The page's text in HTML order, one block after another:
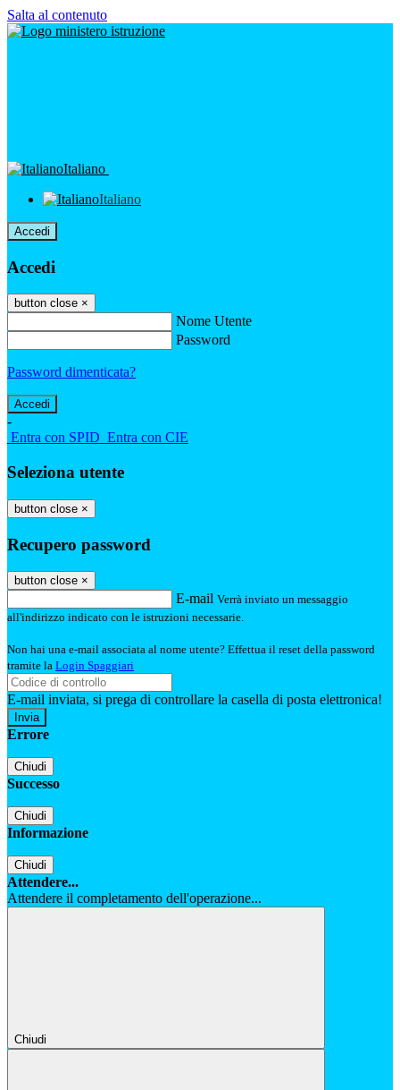
Salta al contenuto
Italiano
Italiano
Accedi
Accedi
button close ×
Nome Utente
Password
Password dimenticata?
-
Entra con SPID Entra con CIE
Seleziona utente
button close ×
Recupero password
button close ×
E-mail Verrà inviato un messaggio
all'indirizzo indicato con le istruzioni necessarie.
Non hai una e-mail associata al nome utente? Effettua il reset della password
tramite la Login Spaggiari
E-mail inviata, si prega di controllare la casella di posta elettronica!
Errore
Chiudi
Successo
Chiudi
Informazione
Chiudi
Attendere...
Attendere il completamento dell'operazione...
Chiudi